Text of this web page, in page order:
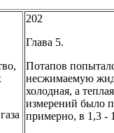
202
Глава 5.
Потапов
несжимаемую
холодная, а
измерений было
примерно, в 1,3 -